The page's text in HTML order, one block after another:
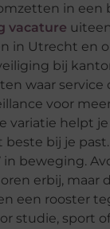
in een
vacature
in Utrecht en
bij
waar service
voor
variatie helpt
bij je
in beweging.
erbij, maar
een rooster
studie, sport